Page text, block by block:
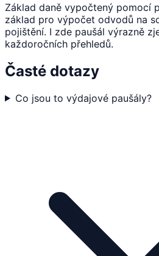
Základ daně vypočtený pomocí
základ pro výpočet odvodů na
pojištění. I zde paušál výrazně
každoročních přehledů.
Časté dotazy
Co jsou to výdajové paušály?